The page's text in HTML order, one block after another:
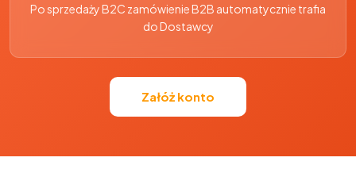
Po sprzedaży B2C zamówienie B2B automatycznie trafia
do Dostawcy
Załóż konto